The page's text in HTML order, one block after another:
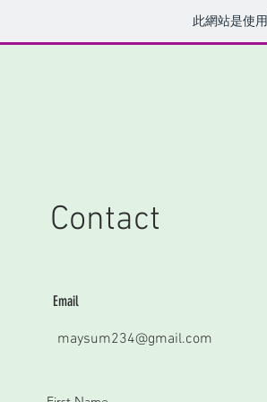
此網站是使用
Contact
Email
maysum234@gmail.com